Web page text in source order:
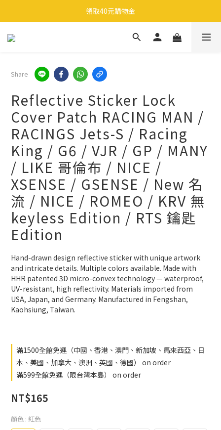
🎉 全館滿 599 免運（台灣本島）下單後 2 個工作天內寄出
領取40元購物金
🎉 全館滿 599 免運（台灣本島）下單後 2 個工作天內寄出
Share
Reflective Sticker Lock
Cover Patch RACING MAN /
RACINGS Jets-S / Racing
King / G6 / VJR / GP / MANY
/ LIKE 哥倫布 / NICE /
XSENSE / GSENSE / New 名
流 / NICE / ROMEO / KRV 無
keyless Edition / RTS 鑰匙
Edition
Hand-drawn design reflective sticker with unique artwork
and intricate details. Multiple colors available. Made with
HHR patented 3D micro-convex technology — waterproof,
UV-resistant, high reflectivity. Materials imported from
USA, Japan, and Germany. Manufactured in Fengshan,
Kaohsiung, Taiwan.
滿1500全館免運（中國、香港、澳門、新加坡、馬來西亞、日
本、美國、加拿大、澳洲、英國、德國） on order
滿599全館免運（限台灣本島） on order
NT$165
顏色 : 紅色